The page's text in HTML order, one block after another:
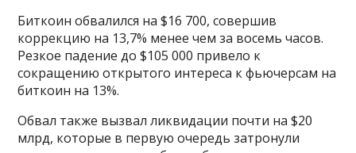
Биткоин обвалился на $16 700, совершив
коррекцию на 13,7% менее чем за восемь часов.
Резкое падение до $105 000 привело к
сокращению открытого интереса к фьючерсам на
биткоин на 13%.
Обвал также вызвал ликвидации почти на $20
млрд, которые в первую очередь затронули